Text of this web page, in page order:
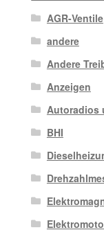
AGR-Ventile
andere
Andere
Anzeigen
Autoradios
BHI